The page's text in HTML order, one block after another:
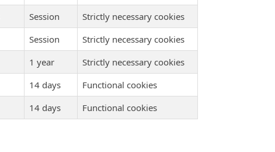
Session
Strictly necessary cookies
Session
Strictly necessary cookies
1 year
Strictly necessary cookies
14 days
Functional cookies
14 days Functional cookies